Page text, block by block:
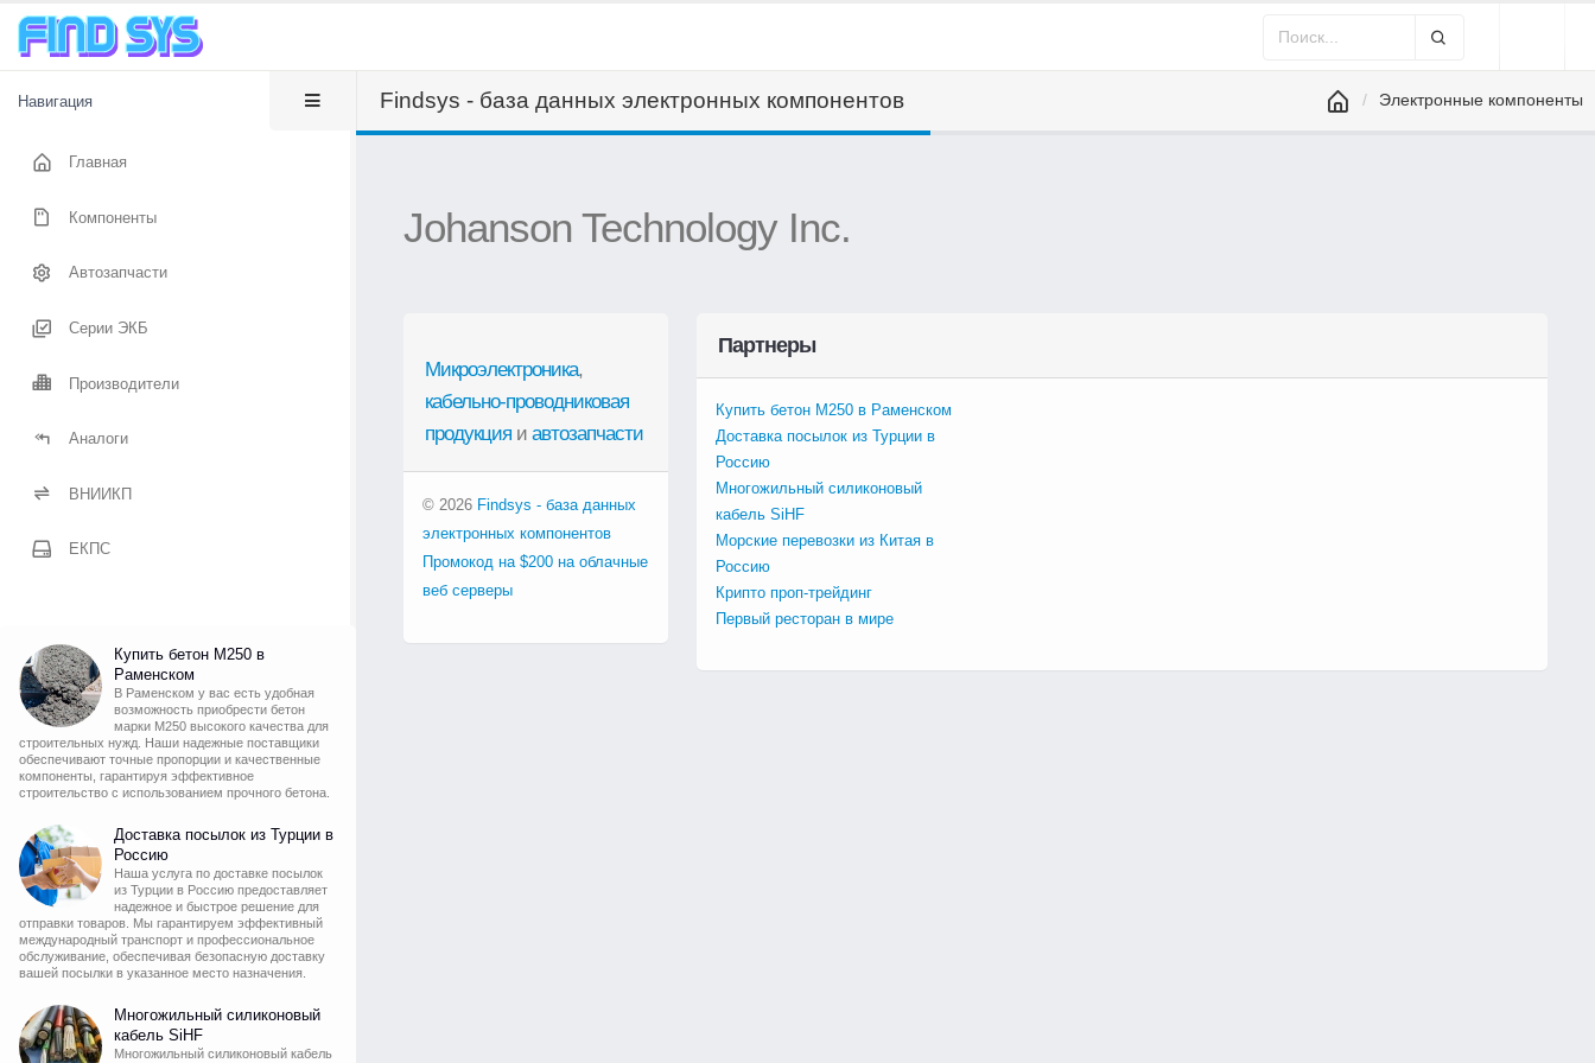
Навигация
Главная
Компоненты
Автозапчасти
Серии ЭКБ
Производители
Аналоги
ВНИИКП
ЕКПС
Купить бетон М250 в
Раменском
В Раменском у вас есть удобная
возможность приобрести бетон
марки М250 высокого качества для
строительных нужд. Наши надежные поставщики
обеспечивают точные пропорции и качественные
компоненты, гарантируя эффективное
строительство с использованием прочного бетона.
Доставка посылок из Турции в
Россию
Наша услуга по доставке посылок
из Турции в Россию предоставляет
надежное и быстрое решение для
отправки товаров. Мы гарантируем эффективный
международный транспорт и профессиональное
обслуживание, обеспечивая безопасную доставку
вашей посылки в указанное место назначения.
Многожильный силиконовый
кабель SiHF
Многожильный силиконовый кабель
Findsys - база данных электронных компонентов Электронные компоненты
Johanson Technology Inc.
Микроэлектроника,
кабельно-проводниковая
продукция и автозапчасти
© 2026 Findsys - база данных
электронных компонентов
Промокод на $200 на облачные
веб серверы
Партнеры
Купить бетон М250 в Раменском
Доставка посылок из Турции в
Россию
Многожильный силиконовый
кабель SiHF
Морские перевозки из Китая в
Россию
Крипто проп-трейдинг
Первый ресторан в мире